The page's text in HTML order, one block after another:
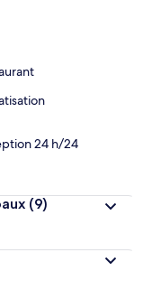
24 h/24
(9)